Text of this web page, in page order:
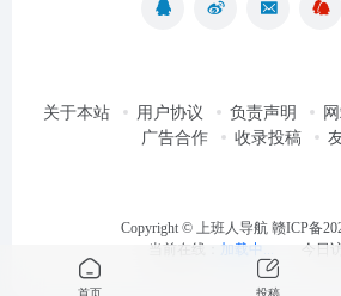
关于本站 用户协议 负责声明
广告合作
收录投稿
Copyright © 上班人导航 赣ICP备
当前在线： 加载中... 今日
首页 投稿